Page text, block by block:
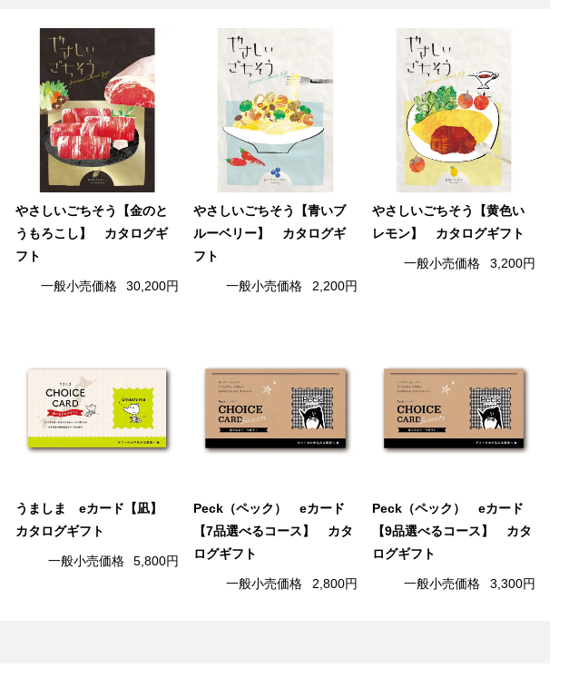
やさしいごちそう【金のと
うもろこし】 カタログギ
フト
一般小売価格 30,200円
やさしいごちそう【青いブ
ルーベリー】 カタログギ
フト
一般小売価格 2,200円
やさしいごちそう【黄色い
レモン】 カタログギフト
一般小売価格 3,200円
うましま eカード【凪】
カタログギフト
一般小売価格 5,800円
Peck（ペック） eカード
【7品選べるコース】 カタ
ログギフト
一般小売価格 2,800円
Peck（ペック） eカード
【9品選べるコース】 カタ
ログギフト
一般小売価格 3,300円